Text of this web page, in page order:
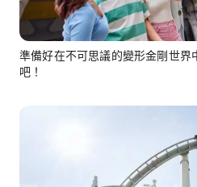
準備好在不可思議的變形金剛世界
吧！